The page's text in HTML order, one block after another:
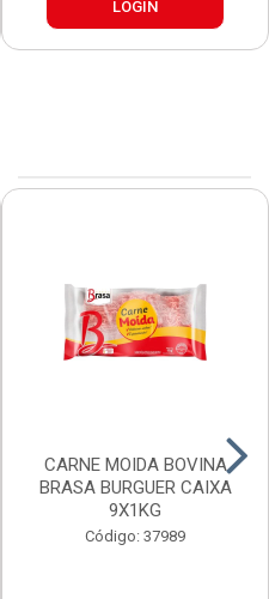
LOGIN
CARNE MOIDA BOVINA
BRASA BURGUER CAIXA
9X1KG
Código: 37989